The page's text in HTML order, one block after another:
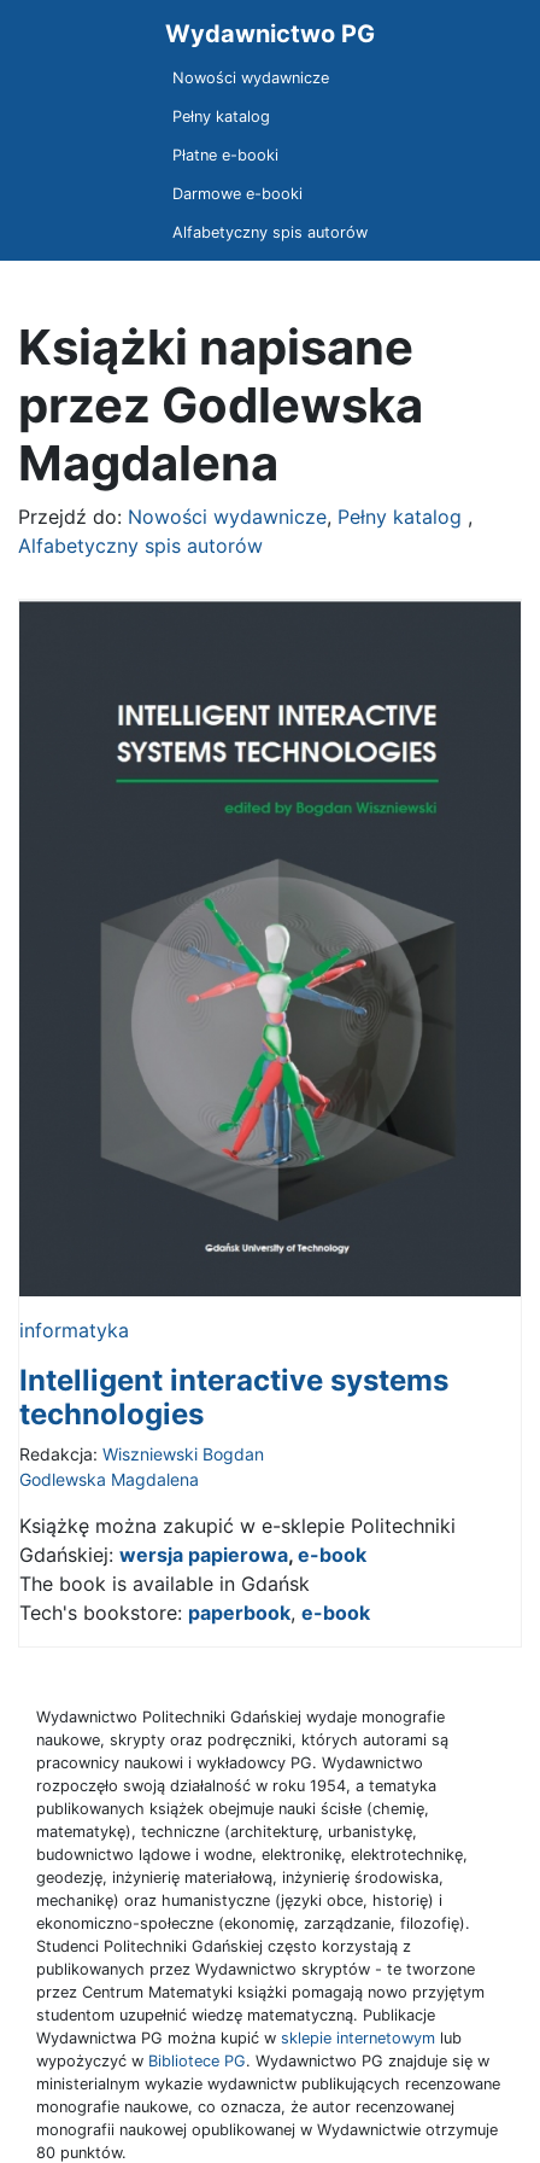
Wydawnictwo PG
Nowości wydawnicze
Pełny katalog
Płatne e-booki
Darmowe e-booki
Alfabetyczny spis autorów
Książki napisane
przez Godlewska
Magdalena
Przejdź do: Nowości wydawnicze, Pełny katalog ,
Alfabetyczny spis autorów
informatyka
Intelligent interactive systems
technologies
Redakcja: Wiszniewski Bogdan
Godlewska Magdalena
Książkę można zakupić w e-sklepie Politechniki
Gdańskiej: wersja papierowa, e-book
The book is available in Gdańsk
Tech's bookstore: paperbook, e-book
Wydawnictwo Politechniki Gdańskiej wydaje monografie
naukowe, skrypty oraz podręczniki, których autorami są
pracownicy naukowi i wykładowcy PG. Wydawnictwo
rozpoczęło swoją działalność w roku 1954, a tematyka
publikowanych książek obejmuje nauki ścisłe (chemię,
matematykę), techniczne (architekturę, urbanistykę,
budownictwo lądowe i wodne, elektronikę, elektrotechnikę,
geodezję, inżynierię materiałową, inżynierię środowiska,
mechanikę) oraz humanistyczne (języki obce, historię) i
ekonomiczno-społeczne (ekonomię, zarządzanie, filozofię).
Studenci Politechniki Gdańskiej często korzystają z
publikowanych przez Wydawnictwo skryptów - te tworzone
przez Centrum Matematyki książki pomagają nowo przyjętym
studentom uzupełnić wiedzę matematyczną. Publikacje
Wydawnictwa PG można kupić w sklepie internetowym lub
wypożyczyć w Bibliotece PG. Wydawnictwo PG znajduje się w
ministerialnym wykazie wydawnictw publikujących recenzowane
monografie naukowe, co oznacza, że autor recenzowanej
monografii naukowej opublikowanej w Wydawnictwie otrzymuje
80 punktów.